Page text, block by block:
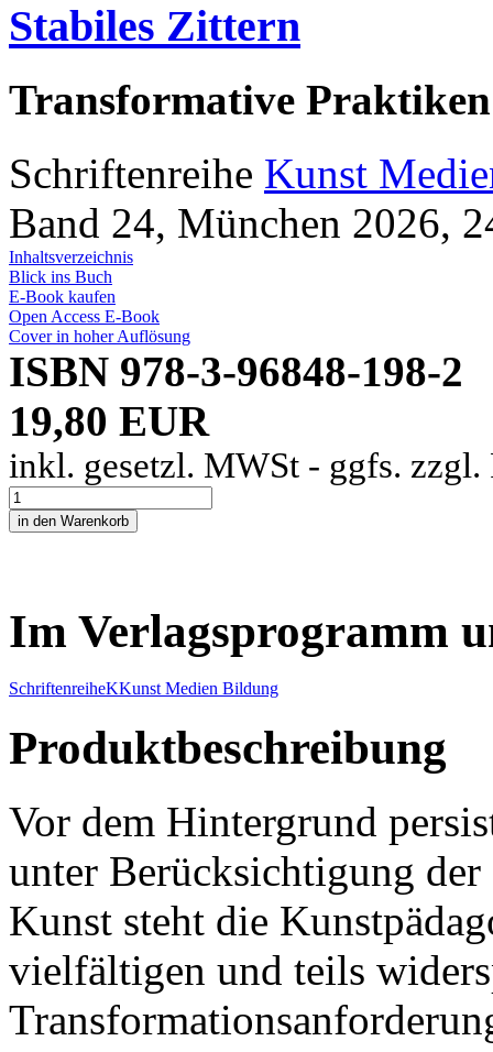
Stabiles Zittern
Transformative
Schriftenreihe Kunst
Band 24, München 2026,
Inhaltsverzeichnis
Blick ins Buch
E-Book kaufen
Open Access E-Book
Cover in hoher Auflösung
ISBN 978-3-96848-198-2
19,80 EUR
inkl. gesetzl. MWSt - ggfs. zzgl.
Im Verlagsprogramm
SchriftenreiheKKunst Medien Bildung
Produktbeschreibung
Vor dem Hintergrund
unter Berücksichtigung
Kunst steht die
vielfältigen und teils